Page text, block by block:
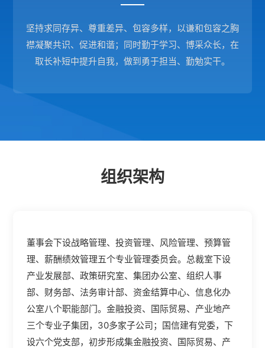
坚持求同存异、尊重差异、包容多样，以谦和包容之胸
襟凝聚共识、促进和谐；同时勤于学习、博采众长，在
取长补短中提升自我，做到勇于担当、勤勉实干。
组织架构
董事会下设战略管理、投资管理、风险管理、预算管
理、薪酬绩效管理五个专业管理委员会。总裁室下设
产业发展部、政策研究室、集团办公室、组织人事
部、财务部、法务审计部、资金结算中心、信息化办
公室八个职能部门。金融投资、国际贸易、产业地产
三个专业子集团，30多家子公司；国信建有党委，下
设六个党支部，初步形成集金融投资、国际贸易、产